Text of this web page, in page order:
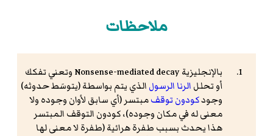
ملاحظات
بالإنجليزية Nonsense-mediated decay وتعني تفكك
أو تحلل الرنا الرسول الذي يتم بواسطة (يتوسَط حدوثه)
وجودكودون توقفمبتسر (أي سابق لأوان وجوده ولا
معنى له في مكان وجوده)، كودون التوقف المبتسر
هذا يحدث بسبب طفرة هرائية(طفرة لا معنى لها